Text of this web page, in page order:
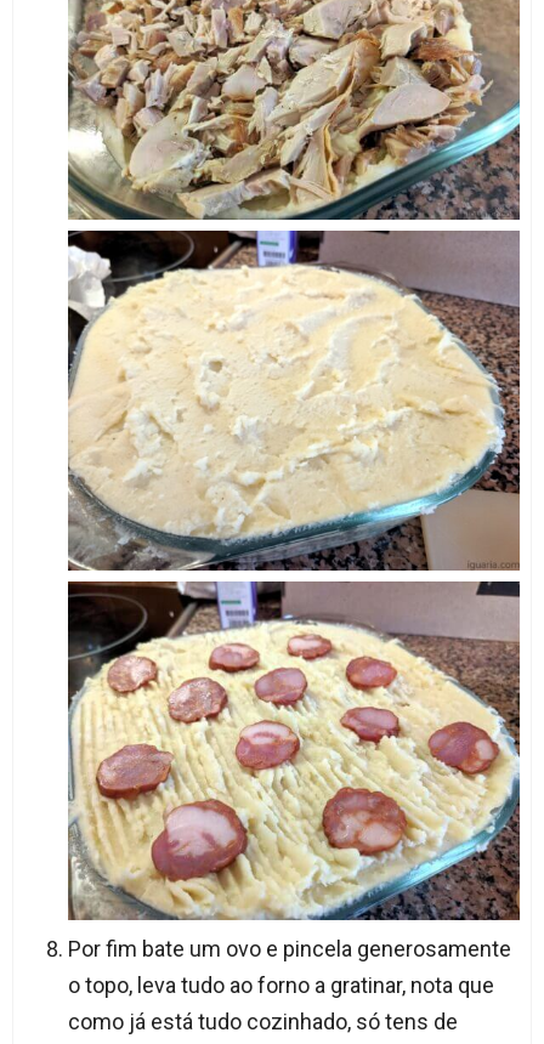
Por fim bate um ovo e pincela generosamente
o topo, leva tudo ao forno a gratinar, nota que
como já está tudo cozinhado, só tens de